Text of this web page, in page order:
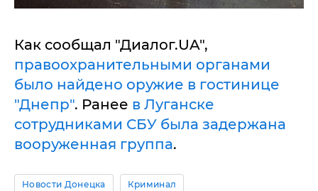
Как сообщал "Диалог.UA",
правоохранительными органами
было найдено оружие в гостинице
"Днепр". Ранее в Луганске
сотрудниками СБУ была задержана
вооруженная группа.
Новости Донецка Криминал